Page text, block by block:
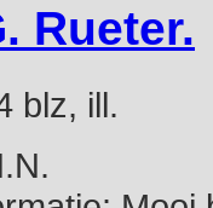
Rueter.
blz, ill.